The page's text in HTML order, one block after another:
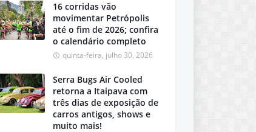
16 corridas vão
movimentar Petrópolis
até o fim de 2026; confira
o calendário completo
quinta-feira, julho 30, 2026
Serra Bugs Air Cooled
retorna a Itaipava com
três dias de exposição de
carros antigos, shows e
muito mais!